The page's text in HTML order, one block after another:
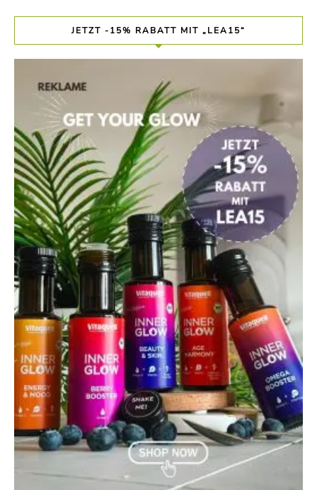
JETZT -15% RABATT MIT „LEA15“